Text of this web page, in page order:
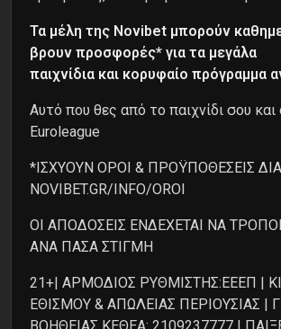
Τα μέλη της Novibet μπορούν
βρουν προσφορές* για τα μεγάλα
παιχνίδια και κορυφαίο πρόγραμμα
Αυτό που θες από το παιχνίδι σου και
Euroleague
*ΙΣΧΥΟΥΝ ΟΡΟΙ & ΠΡΟΫΠΟΘΕΣΕΙΣ
NOVIBET.GR/INFO/OROI
ΟΙ ΑΠΟΔΟΣΕΙΣ ΕΝΔΕΧΕΤΑΙ ΝΑ
ΑΝΑ ΠΑΣΑ ΣΤΙΓΜΗ
21+| ΑΡΜΟΔΙΟΣ ΡΥΘΜΙΣΤΗΣ:ΕΕΕΠ |
ΕΘΙΣΜΟΥ & ΑΠΩΛΕΙΑΣ ΠΕΡΙΟΥΣΙΑΣ